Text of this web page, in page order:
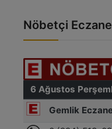
Nöbetçi Eczane